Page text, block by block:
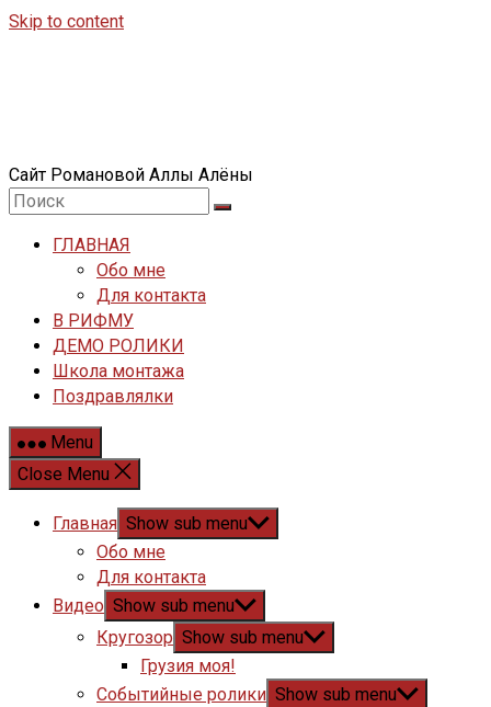
Skip to content
Сайт Романовой Аллы Алёны
ГЛАВНАЯ
Обо мне
Для контакта
В РИФМУ
ДЕМО РОЛИКИ
Школа монтажа
Поздравлялки
Menu
Close Menu
Главная Show sub menu
Обо мне
Для контакта
Видео Show sub menu
Кругозор Show sub menu
Грузия моя!
Событийные ролики Show sub menu